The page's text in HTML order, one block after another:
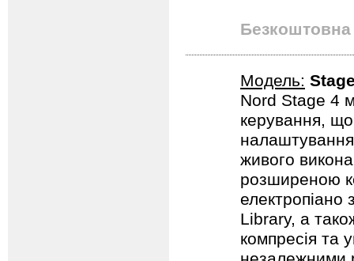
Безкоштовна
Модель:
Nord Stage 4
керування, що
налаштування
живого
розширеною
електропіано
Library, а
компресія та